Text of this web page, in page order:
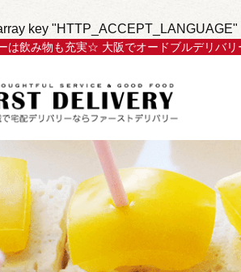
key
は飲み物も充実☆ 大阪でオードブルデリバ